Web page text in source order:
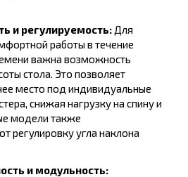
и регулируемость: Для
работы в течение
важна возможность
стола. Это позволяет
место под индивидуальные
снижая нагрузку на спину и
модели также
регулировку угла наклона
и модульность: